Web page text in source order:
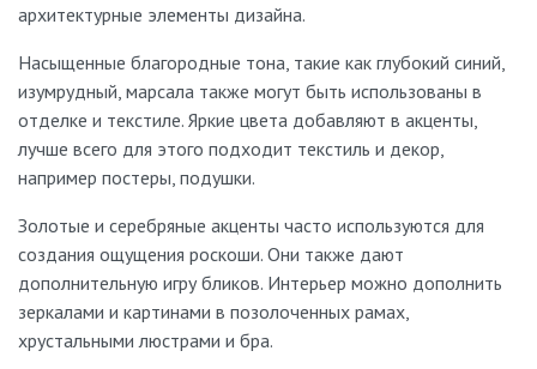
архитектурные элементы дизайна.
Насыщенные благородные тона, такие как глубокий синий,
изумрудный, марсала также могут быть использованы в
отделке и текстиле. Яркие цвета добавляют в акценты,
лучше всего для этого подходит текстиль и декор,
например постеры, подушки.
Золотые и серебряные акценты часто используются для
создания ощущения роскоши. Они также дают
дополнительную игру бликов. Интерьер можно дополнить
зеркалами и картинами в позолоченных рамах,
хрустальными люстрами и бра.